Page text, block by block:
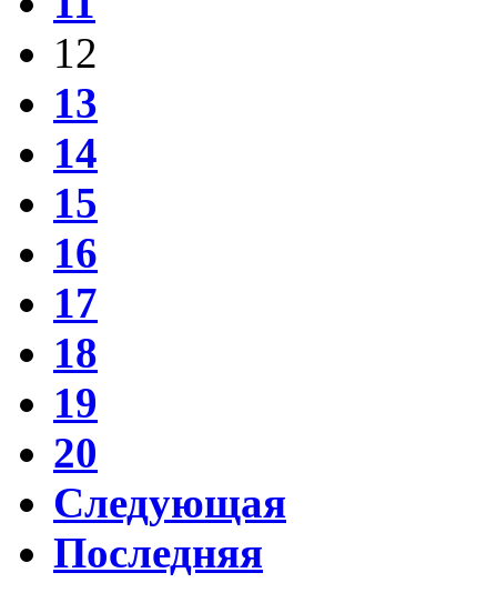
12
13
14
15
16
17
18
19
20
Следующая
Последняя